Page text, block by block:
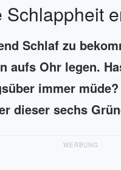
Schlaf zu
aufs Ohr legen.
immer
dieser sechs
WERBUNG